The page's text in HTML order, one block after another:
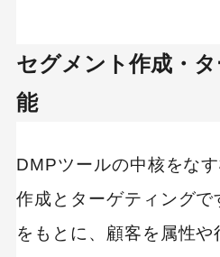
セグメント作成・
能
DMPツールの中核をな
作成とターゲティングで
をもとに、顧客を属性